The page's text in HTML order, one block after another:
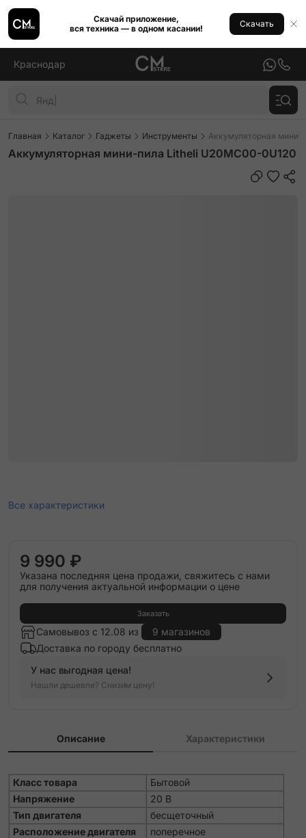
Скачай приложение,
вся техника — в одном касании!
Скачать
Краснодар
Главная Каталог Гаджеты Инструменты Аккумуляторная
Аккумуляторная мини-пила Litheli U20MC00-0U120
Все характеристики
9 990 ₽
Указана последняя цена продажи, свяжитесь с нами
для получения актуальной информации о цене
Заказать
Самовывоз с 12.08 из
9 магазинов
Доставка по городу бесплатно
У нас выгодная цена!
Нашли дешевле? Снизим цену!
Описание Характеристики
Класс товара
Бытовой
Напряжение
20 В
Тип двигателя
бесщеточный
Расположение двигателя
поперечное